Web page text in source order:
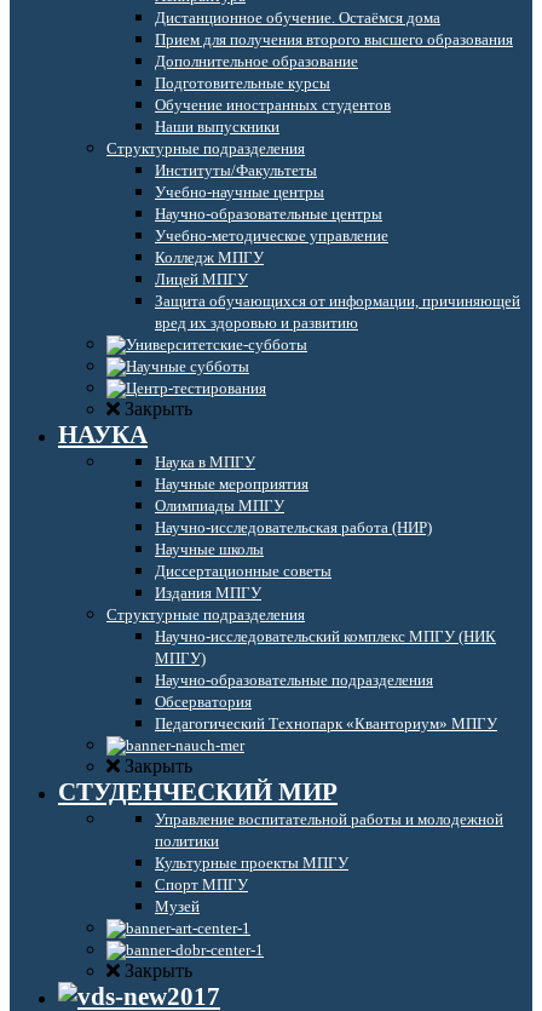
Дистанционное обучение. Остаёмся дома
Прием для получения второго высшего образования
Дополнительное образование
Подготовительные курсы
Обучение иностранных студентов
Наши выпускники
Структурные подразделения
Институты/Факультеты
Учебно-научные центры
Научно-образовательные центры
Учебно-методическое управление
Колледж МПГУ
Лицей МПГУ
Защита обучающихся от информации, причиняющей
вред их здоровью и развитию
Закрыть
НАУКА
Наука в МПГУ
Научные мероприятия
Олимпиады МПГУ
Научно-исследовательская работа (НИР)
Научные школы
Диссертационные советы
Издания МПГУ
Структурные подразделения
Научно-исследовательский комплекс МПГУ (НИК
МПГУ)
Научно-образовательные подразделения
Обсерватория
Педагогический Технопарк «Кванториум» МПГУ
Закрыть
СТУДЕНЧЕСКИЙ МИР
Управление воспитательной работы и молодежной
политики
Культурные проекты МПГУ
Спорт МПГУ
Музей
Закрыть